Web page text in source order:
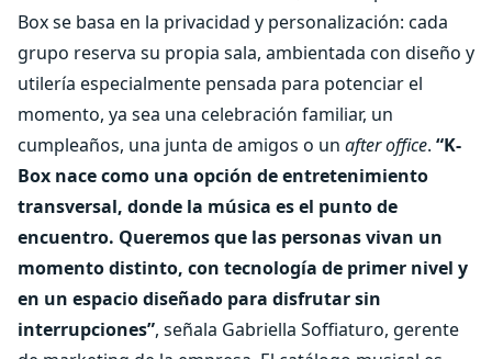
Box se basa en la privacidad y personalización: cada
grupo reserva su propia sala, ambientada con diseño y
utilería especialmente pensada para potenciar el
momento, ya sea una celebración familiar, un
cumpleaños, una junta de amigos o un after office. “K-
Box nace como una opción de entretenimiento
transversal, donde la música es el punto de
encuentro. Queremos que las personas vivan un
momento distinto, con tecnología de primer nivel y
en un espacio diseñado para disfrutar sin
interrupciones”, señala Gabriella Soffiaturo, gerente